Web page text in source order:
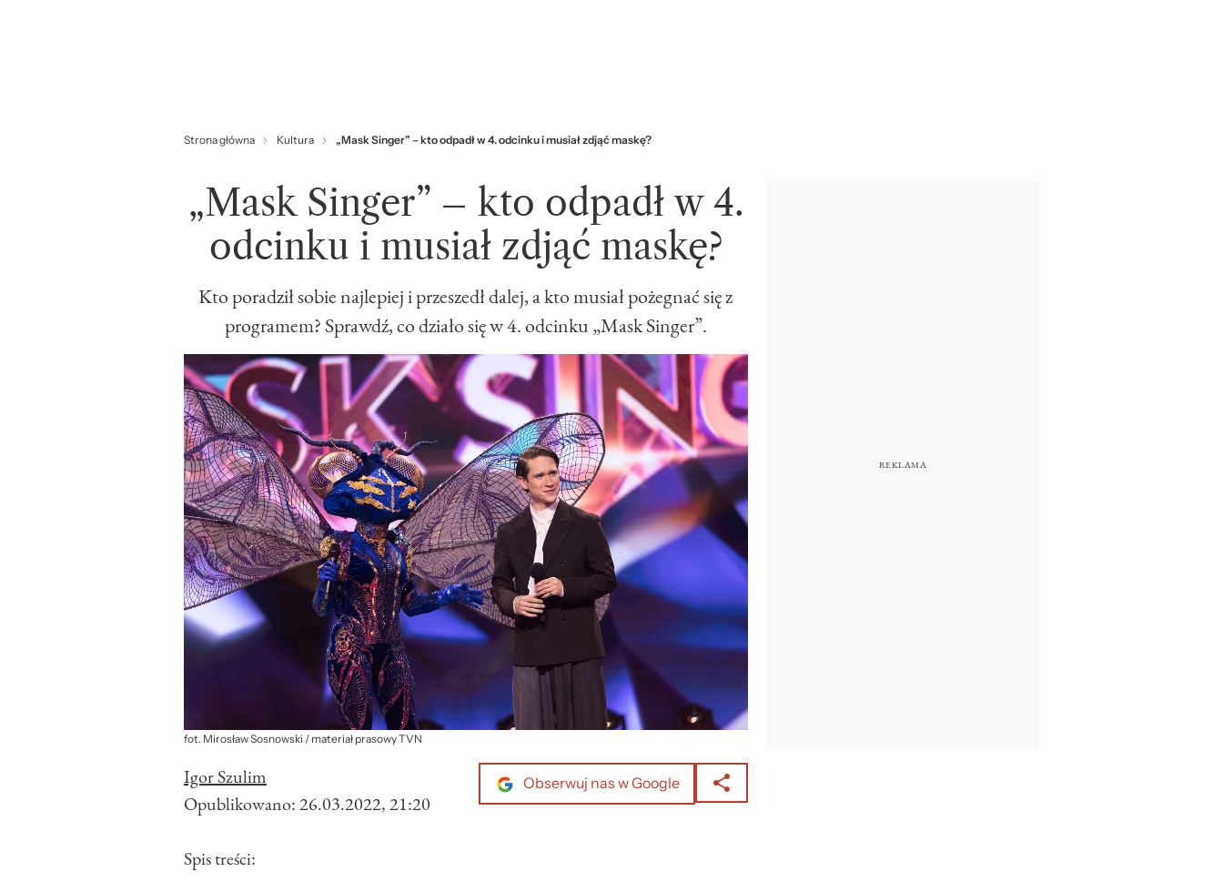
Strona główna Kultura „Mask Singer” – kto odpadł w 4. odcinku i musiał zdjąć maskę?
„Mask Singer” – kto odpadł w 4.
odcinku i musiał zdjąć maskę?
Kto poradził sobie najlepiej i przeszedł dalej, a kto musiał pożegnać się z
programem? Sprawdź, co działo się w 4. odcinku „Mask Singer”.
fot. Mirosław Sosnowski / materiał prasowy TVN
Igor Szulim
Opublikowano:26.03.2022, 21:20
Obserwuj nas w Google
Spis treści: